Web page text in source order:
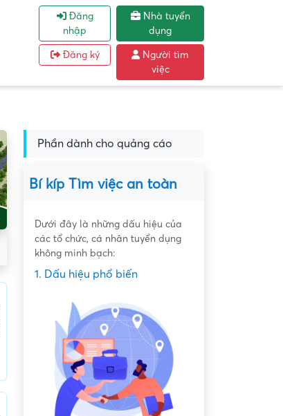
Đăng
nhập
Đăng ký
Nhà tuyển
dụng
Người tìm
việc
Phần dành cho quảng cáo
Bí kíp Tìm việc an toàn
Dưới đây là những dấu hiệu của
các tổ chức, cá nhân tuyển dụng
không minh bạch:
1. Dấu hiệu phổ biến